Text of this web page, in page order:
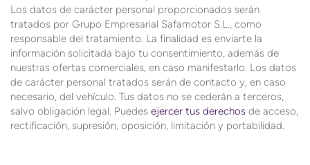
Los datos de carácter personal proporcionados serán
tratados por Grupo Empresarial Safamotor S.L., como
responsable del tratamiento. La finalidad es enviarte la
información solicitada bajo tu consentimiento, además de
nuestras ofertas comerciales, en caso manifestarlo. Los datos
de carácter personal tratados serán de contacto y, en caso
necesario, del vehículo. Tus datos no se cederán a terceros,
salvo obligación legal. Puedes ejercer tus derechos de acceso,
rectificación, supresión, oposición, limitación y portabilidad.